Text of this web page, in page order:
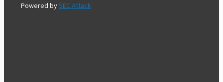
Powered bySEC Attack